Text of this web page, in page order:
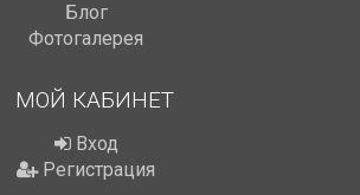
Блог
Фотогалерея
МОЙ КАБИНЕТ
Вход
Регистрация